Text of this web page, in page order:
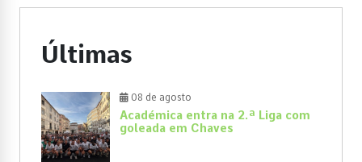
Últimas
08 de agosto
Académica entra na 2.ª Liga com
goleada em Chaves